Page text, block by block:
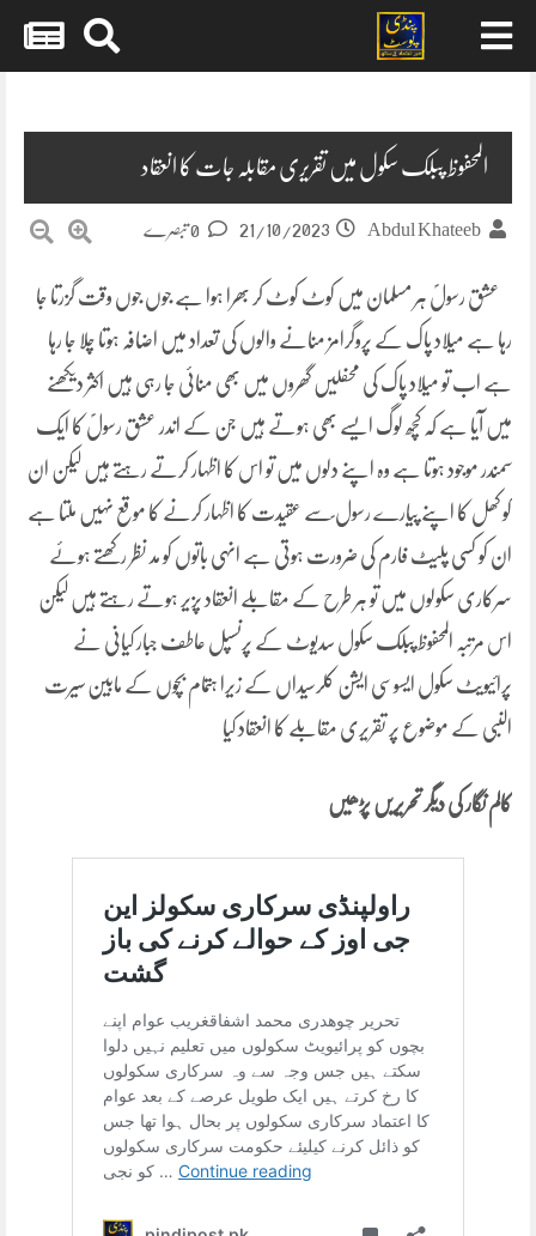
المحفوظ پبلک سکول میں تقریری مقابلہ جات کا انعقاد
Abdul Khateeb
21/10/2023
عشق رسولؐ ہر مسلمان میں کوٹ کوٹ کر بھرا ہوا ہے جوں جوں وقت گزرتا جا
رہا ہے میلاد پاک کے پروگرامز منانے والوں کی تعداد میں اضافہ ہوتا چلا جا رہا
ہے اب تو میلاد پاک کی محفلیں گھروں میں بھی منائی جا رہی ہیں اکثر دیکھنے
میں آیا ہے کہ کچھ لوگ ایسے بھی ہوتے ہیں جن کے اندر عشق رسولؐ کا ایک
سمندر موجود ہوتا ہے وہ اپنے دلوں میں تو اس کا اظہار کرتے رہتے ہیں لیکن ان
کو کھل کا اپنے پیارے رسول ؐسے عقیدت کا اظہار کرنے کا موقع نہیں ملتا ہے
ان کو کسی پلیٹ فارم کی ضرورت ہوتی ہے انہی باتوں کو مد نظر رکھتے ہوئے
سرکاری سکولوں میں تو ہر طرح کے مقابلے انعقاد پزیر ہوتے رہتے ہیں لیکن
اس مرتبہ المحفوظ پبلک سکول سدیوٹ کے پرنسپل عاطف جبار کیانی نے
پرائیویٹ سکول ایسوسی ایشن کلرسیداں کے زیرا ہتمام بچوں کے مابین سیرت
النبی کے موضوع پر تقریری مقابلے کا انعقاد کیا
کالم نگار کی دیگر تحریریں پڑھیں